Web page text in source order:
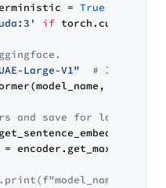
= True
if
Large-V1"
# Just
and save for later.
=